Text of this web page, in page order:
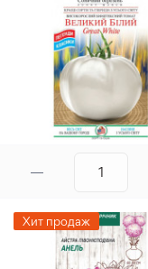
Хит продаж